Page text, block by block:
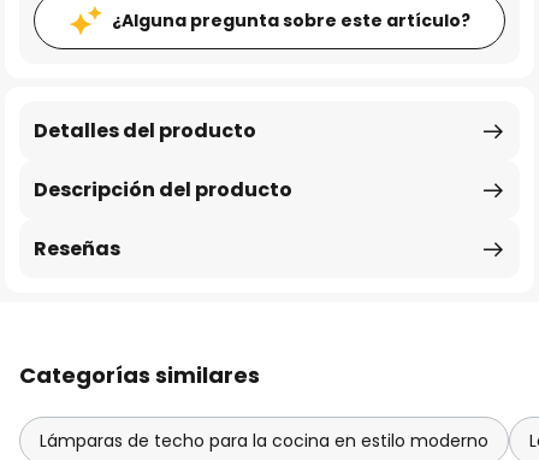
¿Alguna pregunta sobre este artículo?
Descripción del producto
Detalles del producto
Reseñas
Categorías similares
Lámparas de techo para la cocina en estilo moderno